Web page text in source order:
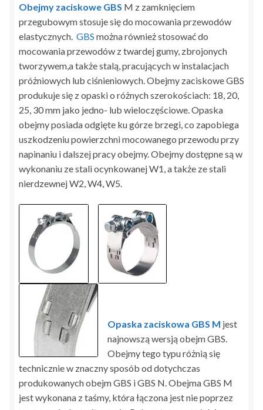
Obejmy zaciskowe GBS M z zamknięciem
przegubowym stosuje się do mocowania przewodów
elastycznych. GBS można również stosować do
mocowania przewodów z twardej gumy, zbrojonych
tworzywem,a także stalą, pracujących w instalacjach
próżniowych lub ciśnieniowych. Obejmy zaciskowe GBS
produkuje się z opaski o różnych szerokościach: 18, 20,
25, 30 mm jako jedno- lub wieloczęściowe. Opaska
obejmy posiada odgięte ku górze brzegi, co zapobiega
uszkodzeniu powierzchni mocowanego przewodu przy
napinaniu i dalszej pracy obejmy. Obejmy dostępne są w
wykonaniu ze stali ocynkowanej W1, a także ze stali
nierdzewnej W2, W4, W5.
Opaska zaciskowa GBS M jest
najnowszą wersją obejm GBS.
Obejmy tego typu różnią się
technicznie w znaczny sposób od dotychczas
produkowanych obejm GBS i GBS N. Obejma GBS M
jest wykonana z taśmy, która łączona jest nie poprzez